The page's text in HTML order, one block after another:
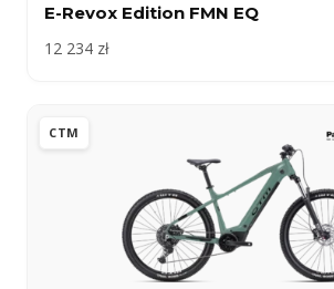
E-Revox Edition FMN EQ
12 234 zł
CTM